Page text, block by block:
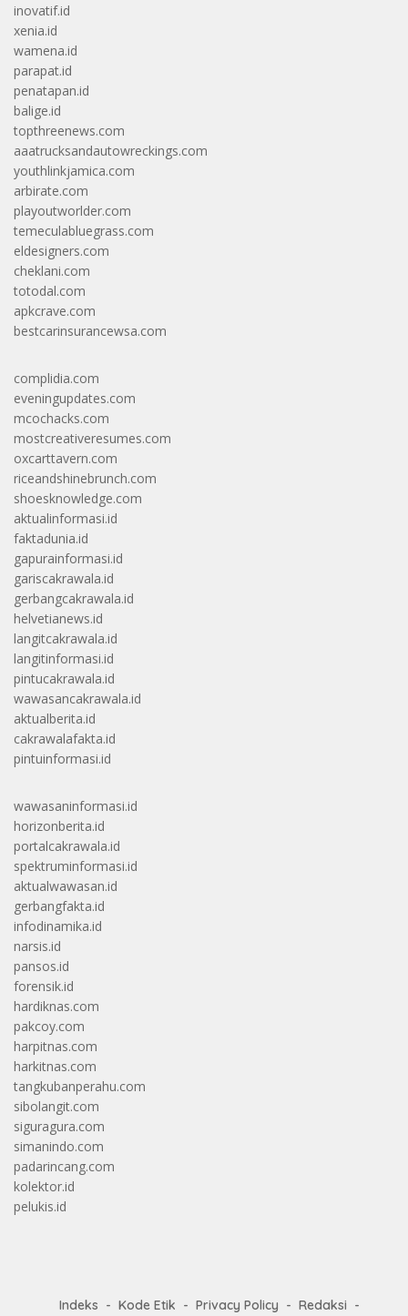
inovatif.id
xenia.id
wamena.id
parapat.id
penatapan.id
balige.id
topthreenews.com
aaatrucksandautowreckings.com
youthlinkjamica.com
arbirate.com
playoutworlder.com
temeculabluegrass.com
eldesigners.com
cheklani.com
totodal.com
apkcrave.com
bestcarinsurancewsa.com
complidia.com
eveningupdates.com
mcochacks.com
mostcreativeresumes.com
oxcarttavern.com
riceandshinebrunch.com
shoesknowledge.com
aktualinformasi.id
faktadunia.id
gapurainformasi.id
gariscakrawala.id
gerbangcakrawala.id
helvetianews.id
langitcakrawala.id
langitinformasi.id
pintucakrawala.id
wawasancakrawala.id
aktualberita.id
cakrawalafakta.id
pintuinformasi.id
wawasaninformasi.id
horizonberita.id
portalcakrawala.id
spektruminformasi.id
aktualwawasan.id
gerbangfakta.id
infodinamika.id
narsis.id
pansos.id
forensik.id
hardiknas.com
pakcoy.com
harpitnas.com
harkitnas.com
tangkubanperahu.com
sibolangit.com
siguragura.com
simanindo.com
padarincang.com
kolektor.id
pelukis.id
Indeks Kode Etik Privacy Policy Redaksi